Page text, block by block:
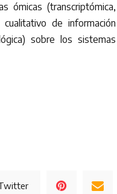
ómicas (transcriptómica,
de información
sobre los sistemas